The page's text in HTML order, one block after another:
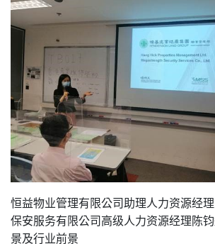
恒益物业管理有限公司助理人力资源经
保安服务有限公司高级人力资源经理陈
景及行业前景